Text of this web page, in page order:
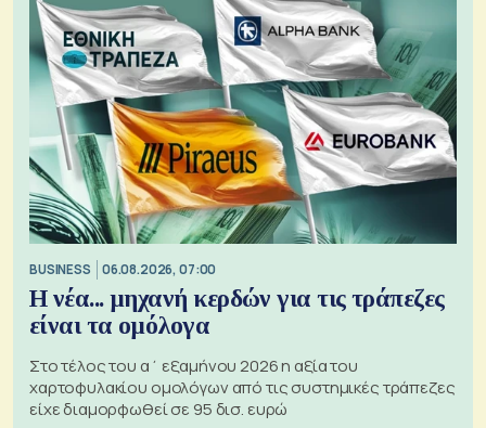
BUSINESS 06.08.2026, 07:00
Η νέα... μηχανή κερδών για τις τράπεζες
είναι τα ομόλογα
Στο τέλος του α΄ εξαμήνου 2026 η αξία του
χαρτοφυλακίου ομολόγων από τις συστημικές τράπεζες
είχε διαμορφωθεί σε 95 δισ. ευρώ